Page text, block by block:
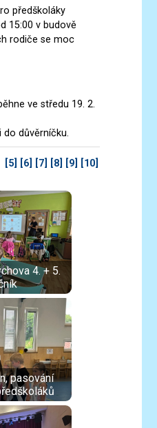
předškoláky
15:00 v budově
rodiče se moc
ve středu 19. 2.
do důvěrníčku.
[5] [6] [7] [8] [9] [10]
4. + 5.
pasování